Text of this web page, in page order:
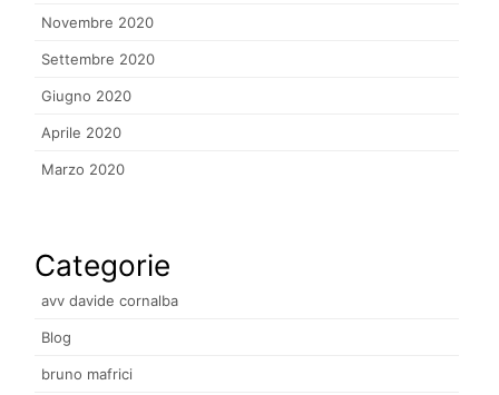
Novembre 2020
Settembre 2020
Giugno 2020
Aprile 2020
Marzo 2020
Categorie
avv davide cornalba
Blog
bruno mafrici